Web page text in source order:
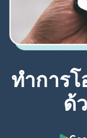
ทำการโ
ด้